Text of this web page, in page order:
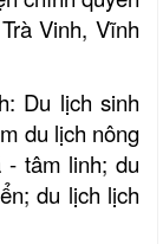
Vinh, Vĩnh
Du lịch sinh
du lịch nông
- tâm linh; du
du lịch lịch